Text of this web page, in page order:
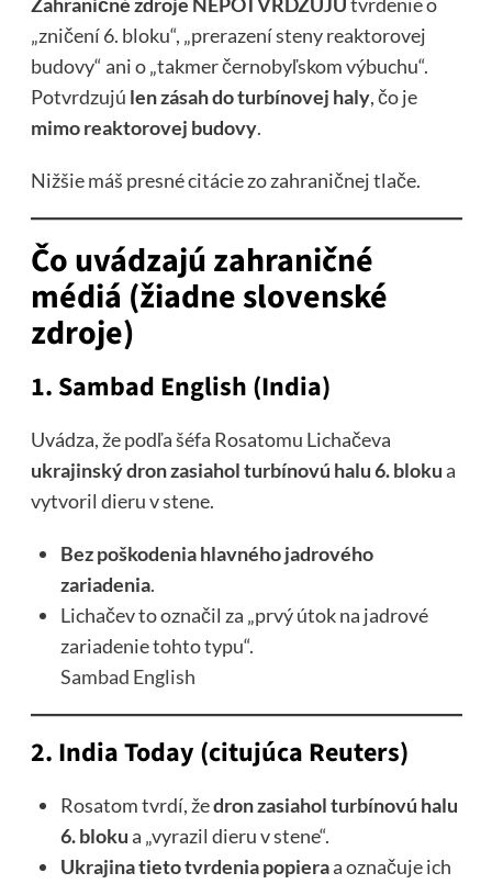
„zničení 6. bloku“, „prerazení steny reaktorovej
budovy“ ani o „takmer černobyľskom výbuchu“.
Potvrdzujú len zásah do turbínovej haly, čo je
mimo reaktorovej budovy.
Nižšie máš presné citácie zo zahraničnej tlače.
Čo uvádzajú zahraničné
médiá (žiadne slovenské
zdroje)
1. Sambad English (India)
Uvádza, že podľa šéfa Rosatomu Lichačeva
ukrajinský dron zasiahol turbínovú halu 6. blokua
vytvoril dieru v stene.
Bez poškodenia hlavného jadrového
zariadenia.
Lichačev to označil za „prvý útok na jadrové
zariadenie tohto typu“.
Sambad English
2. India Today (citujúca Reuters)
Rosatom tvrdí, žedron zasiahol turbínovú halu
6. blokua „vyrazil dieru v stene“.
Ukrajina tieto tvrdenia popieraa označuje ich